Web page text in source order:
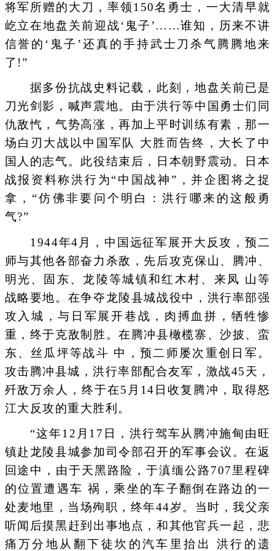
将军所赠的大刀，率领150名勇士，一大清早就
屹立在地盘关前迎战‘鬼子’……谁知，历来不讲
信誉的‘鬼子’还真的手持武士刀杀气腾腾地来
了!”
据多份抗战史料记载，此刻，地盘关前已是
刀光剑影，喊声震地。由于洪行等中国勇士们同
仇敌忾，气势高涨，再加上平时训练有素，那一
场白刃大战以中国军队 大胜而告终，大长了中
国人的志气。此役结束后，日本朝野震动。日本
战报资料称洪行为“中国战神”，并企图将之捉
拿，“仿佛非要问个明白：洪行哪来的这般勇
气?”
1944年4月，中国远征军展开大反攻，预二
师与其他各部奋力杀敌，先后攻克保山、腾冲、
明光、固东、龙陵等城镇和红木村、来凤 山等
战略要地。在争夺龙陵县城战役中，洪行率部强
攻入城，与日军展开巷战，肉搏血拼，牺牲惨
重，终于克敌制胜。在腾冲县橄榄寨、沙披、蛮
东、丝瓜坪等战斗 中，预二师屡次重创日军。
攻击腾冲县城，洪行率部配合友军，激战45天，
歼敌万余人，终于在5月14日收复腾冲，取得怒
江大反攻的重大胜利。
“这年12月17日，洪行驾车从腾冲施甸由旺
镇赴龙陵县城参加司令部召开的军事会议。在返
回途中，由于天黑路险，于滇缅公路707里程碑
的位置遭遇车 祸，乘坐的车子翻倒在路边的一
处麦地里，当场殉职，终年44岁。当时，我父亲
听闻后摸黑赶到出事地点，和其他官兵一起，悲
痛万分地从翻下徒坎的汽车里抬出 洪行的遗